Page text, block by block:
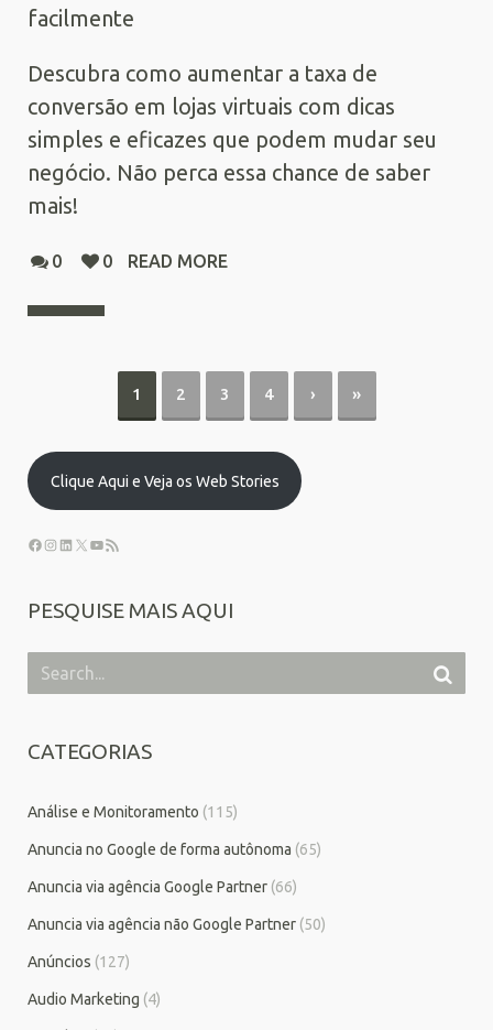
facilmente
Descubra como aumentar a taxa de
conversão em lojas virtuais com dicas
simples e eficazes que podem mudar seu
negócio. Não perca essa chance de saber
mais!
0 0 READ MORE
1 2 3 4 › »
Clique Aqui e Veja os Web Stories
PESQUISE MAIS AQUI
CATEGORIAS
Análise e Monitoramento (115)
Anuncia no Google de forma autônoma (65)
Anuncia via agência Google Partner (66)
Anuncia via agência não Google Partner (50)
Anúncios (127)
Audio Marketing (4)